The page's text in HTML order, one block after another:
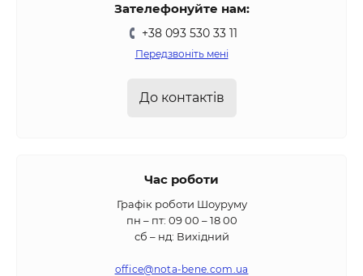
Зателефонуйте нам:
+38 093 530 33 11
Передзвоніть мені
До контактів
Час роботи
Графік роботи Шоуруму
пн – пт: 09 00 – 18 00
сб – нд: Вихідний
office@nota-bene.com.ua